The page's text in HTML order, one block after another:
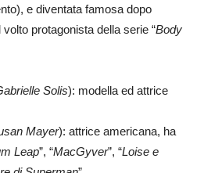
e diventata famosa dopo
protagonista della serie “Body
Solis): modella ed attrice
Mayer): attrice americana, ha
Leap”, “MacGyver”, “Loise e